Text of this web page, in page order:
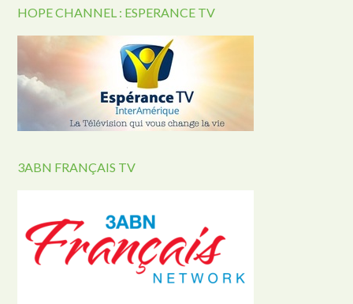
HOPE CHANNEL : ESPERANCE TV
3ABN FRANÇAIS TV